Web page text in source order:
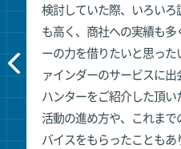
検討していた際、いろい
も高く、商社への実績も
ーの力を借りたいと思っ
ァインダーのサービスに
ハンターをご紹介した頂
活動の進め方や、これま
バイスをもらったことも